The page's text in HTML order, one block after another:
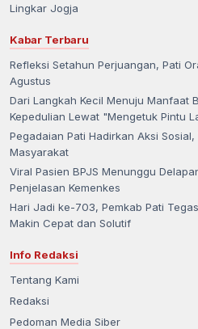
Lingkar Jogja
Kabar Terbaru
Refleksi Setahun Perjuangan, Pati
Agustus
Dari Langkah Kecil Menuju Manfaat
Kepedulian Lewat "Mengetuk Pintu
Pegadaian Pati Hadirkan Aksi
Masyarakat
Viral Pasien BPJS Menunggu
Penjelasan Kemenkes
Hari Jadi ke-703, Pemkab Pati
Makin Cepat dan Solutif
Info Redaksi
Tentang Kami
Redaksi
Pedoman Media Siber